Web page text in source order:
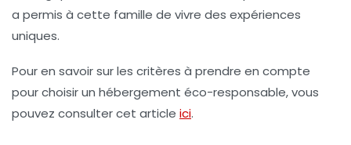
a permis à cette famille de vivre des expériences
uniques.
Pour en savoir sur les critères à prendre en compte
pour choisir un hébergement éco-responsable, vous
pouvez consulter cet article ici.